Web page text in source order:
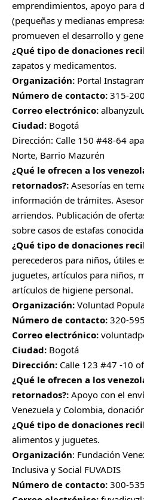
emprendimientos, apoyo para
(pequeñas y medianas
promueven el desarrollo y
¿Qué tipo de donaciones
zapatos y medicamentos.
Organización: Portal
Número de contacto: 315-
Correo electrónico:
Ciudad: Bogotá
Dirección: Calle 150 #48-64
Norte, Barrio Mazurén
¿Qué le ofrecen a los
retornados?: Asesorías en
información de trámites.
arriendos. Publicación de
sobre casos de estafas
¿Qué tipo de donaciones
perecederos para niños, útiles
juguetes, artículos para niños,
artículos de higiene personal.
Organización: Voluntad
Número de contacto: 320-
Correo electrónico:
Ciudad: Bogotá
Dirección: Calle 123 #47 -10
¿Qué le ofrecen a los
retornados?: Apoyo con el
Venezuela y Colombia,
¿Qué tipo de donaciones
alimentos y juguetes.
Organización: Fundación
Inclusiva y Social FUVADIS
Número de contacto: 300-